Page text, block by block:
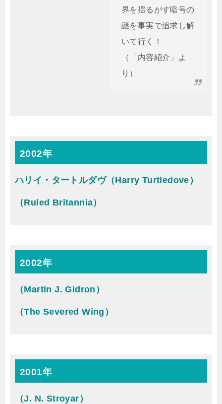
界を揺るがす暗号の
謎を事実で追求し解
いて行く！
（「内容紹介」よ
り）
2002年
ハリイ・タートルダヴ（Harry Turtledove）
（Ruled Britannia）
2002年
（Martin J. Gidron）
（The Severed Wing）
2001年
（J. N. Stroyar）